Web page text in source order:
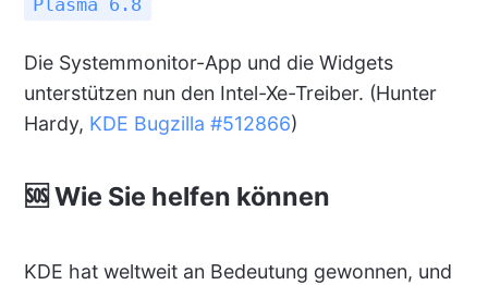
Plasma 6.8
Die Systemmonitor-App und die Widgets
unterstützen nun den Intel-Xe-Treiber. (Hunter
Hardy, KDE Bugzilla #512866)
🆘 Wie Sie helfen können
KDE hat weltweit an Bedeutung gewonnen, und